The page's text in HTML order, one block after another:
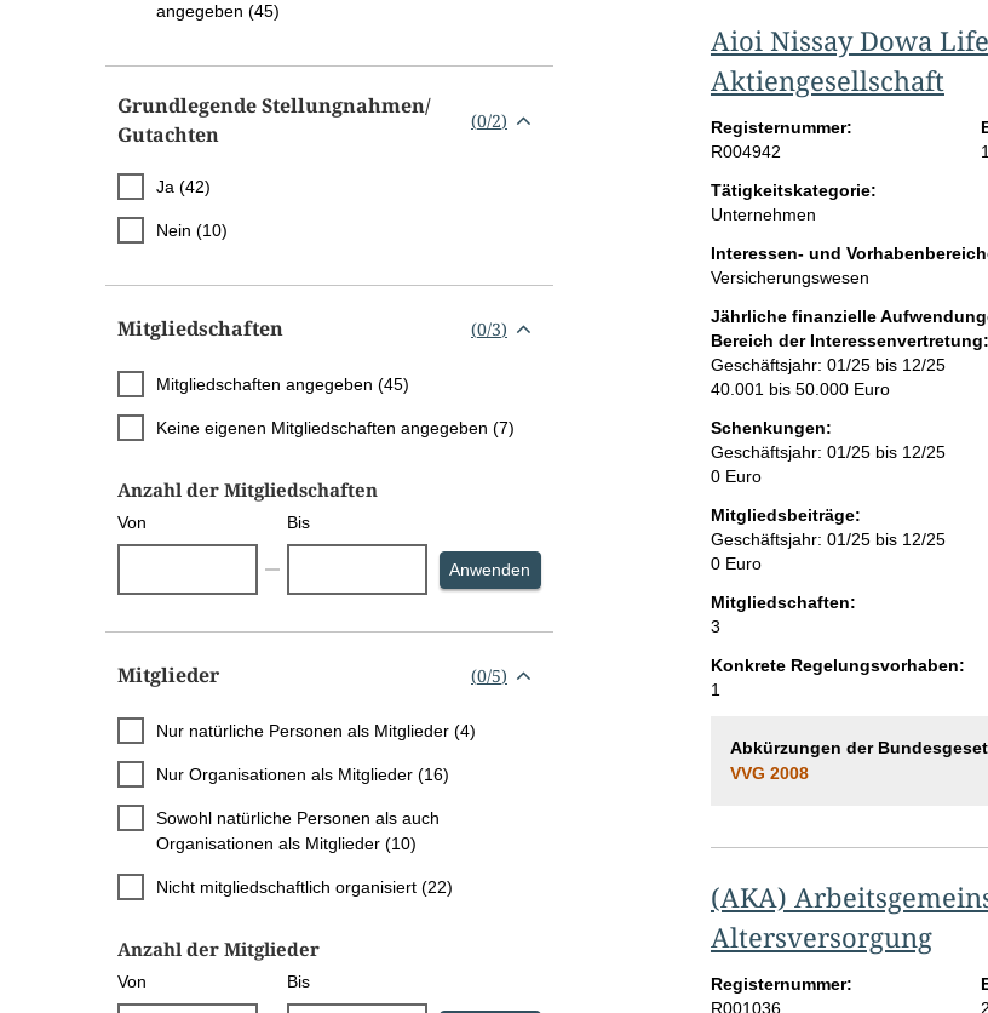
angegeben (45)
Grundlegende Stellungnahmen/​
Gutachten
(0/2)
Ja (42)
Nein (10)
Mitgliedschaften (0/3)
Mitgliedschaften angegeben (45)
Keine eigenen Mitgliedschaften angegeben (7)
Anzahl der Mitgliedschaften
Von Bis
Anwenden Selektion Anzahl der Mitgliedschaften
Mitglieder (0/5)
Nur natürliche Personen als Mitglieder (4)
Nur Organisationen als Mitglieder (16)
Sowohl natürliche Personen als auch
Organisationen als Mitglieder (10)
Nicht mitgliedschaftlich organisiert (22)
Anzahl der Mitglieder
Von Bis
Aioi Nissay Dowa
Aktiengesellschaft
Registernummer:
R004942
Tätigkeitskategorie:
Unternehmen
Interessen- und
Versicherungswesen
Jährliche finanzielle
Bereich der Interessenvertretung:
Geschäftsjahr: 01/25 bis 12/25
40.001 bis 50.000 Euro
Schenkungen:
Geschäftsjahr: 01/25 bis 12/25
0 Euro
Mitgliedsbeiträge:
Geschäftsjahr: 01/25 bis 12/25
0 Euro
Mitgliedschaften:
3
Konkrete Regelungsvorhaben:
1
Abkürzungen der
VVG 2008
(AKA)
Altersversorgung
Registernummer:
R001036